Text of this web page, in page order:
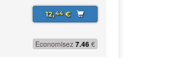
12,44€
Economisez 7.46 €